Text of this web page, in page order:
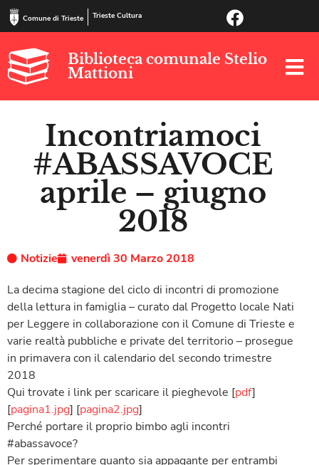
Comune di Trieste Trieste Cultura
Biblioteca comunale Stelio
Mattioni
Incontriamoci
#ABASSAVOCE
aprile – giugno
2018
Notizie
venerdì 30 Marzo 2018
La decima stagione del ciclo di incontri di promozione
della lettura in famiglia – curato dal Progetto locale Nati
per Leggere in collaborazione con il Comune di Trieste e
varie realtà pubbliche e private del territorio – prosegue
in primavera con il calendario del secondo trimestre
2018
Qui trovate i link per scaricare il pieghevole [pdf]
[pagina1.jpg] [pagina2.jpg]
Perché portare il proprio bimbo agli incontri
#abassavoce?
Per sperimentare quanto sia appagante per entrambi